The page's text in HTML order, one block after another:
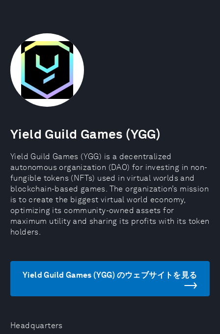
Headquarters
Yield Guild Games (YGG)
Yield Guild Games (YGG) is a decentralized
autonomous organization (DAO) for investing in non-
fungible tokens (NFTs) used in virtual worlds and
blockchain-based games. The organization’s mission
is to create the biggest virtual world economy,
optimizing its community-owned assets for
maximum utility and sharing its profits with its token
holders.
Yield Guild Games (YGG) のウェブサイトを見る